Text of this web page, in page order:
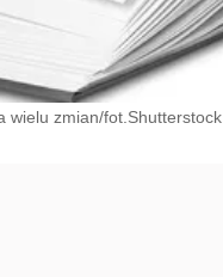
wielu zmian/fot.Shutterstock